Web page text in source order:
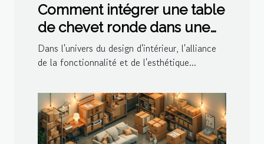
Comment intégrer une table
de chevet ronde dans une
décoration moderne
Dans l'univers du design d'intérieur, l'alliance
de la fonctionnalité et de l'esthétique...